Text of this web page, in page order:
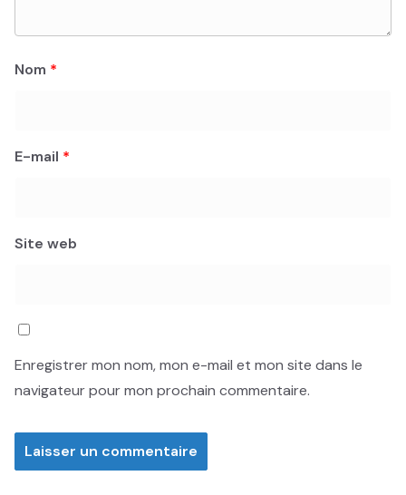
Nom *
E-mail *
Site web
Enregistrer mon nom, mon e-mail et mon site dans le
navigateur pour mon prochain commentaire.